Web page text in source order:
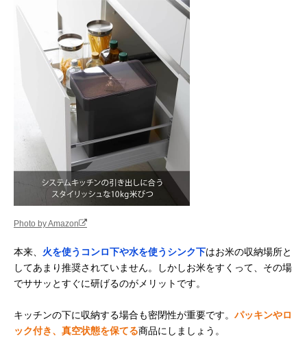
Photo by Amazon
本来、 火を使うコンロ下や水を使うシンク下はお米の収納場所と
してあまり推奨されていません。しかしお米をすくって、その場
でササッとすぐに研げるのがメリットです。
キッチンの下に収納する場合も密閉性が重要です。 パッキンやロ
ック付き、真空状態を保てる商品にしましょう。